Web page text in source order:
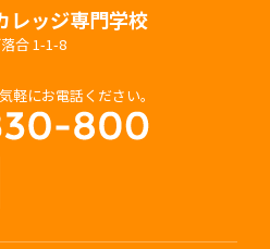
レッジ専門学校
合 1-1-8
軽にお電話ください。